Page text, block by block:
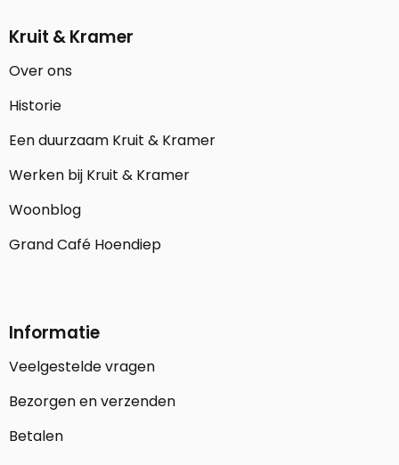
Kruit & Kramer
Over ons
Historie
Een duurzaam Kruit & Kramer
Werken bij Kruit & Kramer
Woonblog
Grand Café Hoendiep
Informatie
Veelgestelde vragen
Bezorgen en verzenden
Betalen